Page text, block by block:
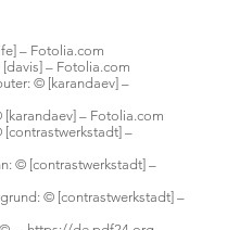
– Fotolia.com
– Fotolia.com
© [karandaev] –
– Fotolia.com
[contrastwerkstadt] –
© [contrastwerkstadt] –
© [contrastwerkstadt] –